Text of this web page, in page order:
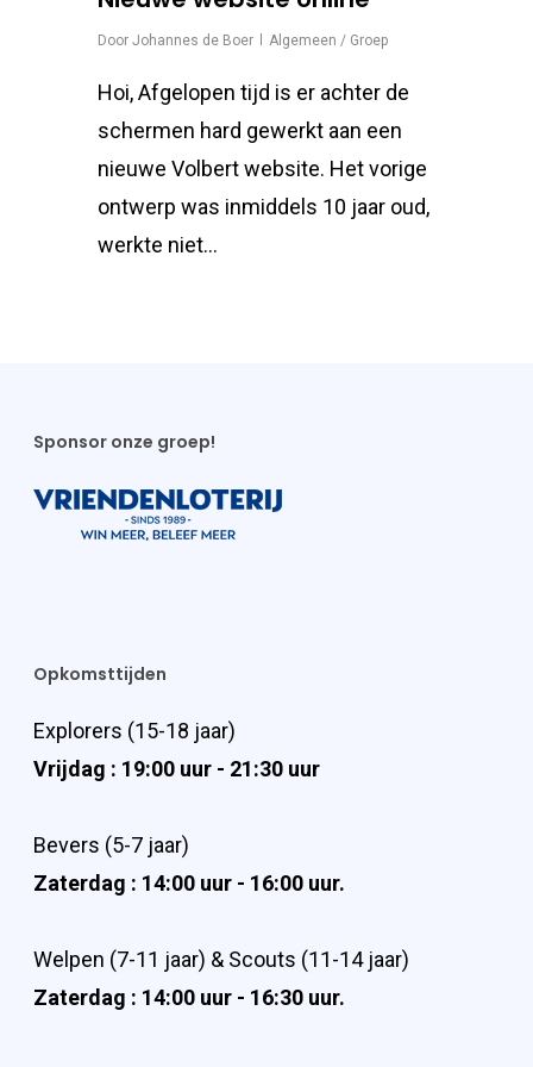
Door Johannes de Boer Algemeen / Groep
Hoi, Afgelopen tijd is er achter de
schermen hard gewerkt aan een
nieuwe Volbert website. Het vorige
ontwerp was inmiddels 10 jaar oud,
werkte niet...
Sponsor onze groep!
Opkomsttijden
Explorers (15-18 jaar)
Vrijdag : 19:00 uur - 21:30 uur
Bevers (5-7 jaar)
Zaterdag : 14:00 uur - 16:00 uur.
Welpen (7-11 jaar) & Scouts (11-14 jaar)
Zaterdag : 14:00 uur - 16:30 uur.